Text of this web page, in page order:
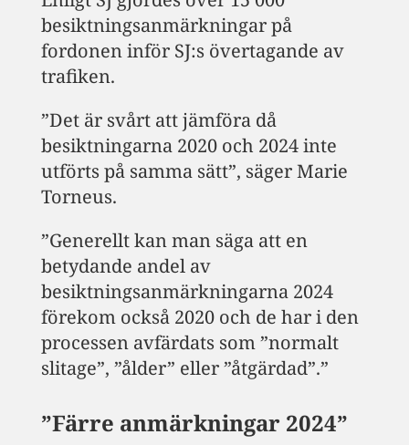
besiktningsanmärkningar på
fordonen inför SJ:s övertagande av
trafiken.
”Det är svårt att jämföra då
besiktningarna 2020 och 2024 inte
utförts på samma sätt”, säger Marie
Torneus.
”Generellt kan man säga att en
betydande andel av
besiktningsanmärkningarna 2024
förekom också 2020 och de har i den
processen avfärdats som ”normalt
slitage”, ”ålder” eller ”åtgärdad”.”
”Färre anmärkningar 2024”